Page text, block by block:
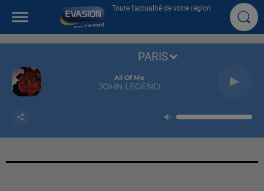
Toute l'actualité de votre région
All Of Me
JOHN LEGEND
PARIS